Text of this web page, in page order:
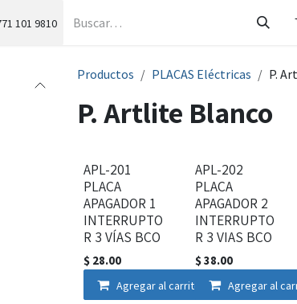
101 9810
Productos PLACAS Eléctricas P.
P. Artlite Blanco
APL-201
PLACA
APAGADOR 1
INTERRUPTO
R 3 VÍAS BCO
$ 28.00
Agregar al carrito
APL-202
PLACA
APAGADOR 2
INTERRUPTO
R 3 VIAS BCO
$38.00
Agregar al